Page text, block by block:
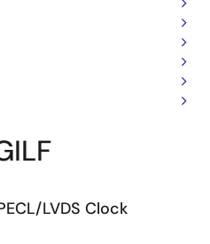
LVDS Clock